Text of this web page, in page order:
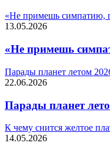
«Не примешь симпатию,
13.05.2026
«Не примешь
Парады планет летом
22.06.2026
Парады планет
К чему снится желтое
14.05.2026